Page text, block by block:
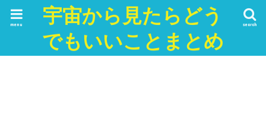
宇宙から見たらどう
でもいいことまとめ
search
menu